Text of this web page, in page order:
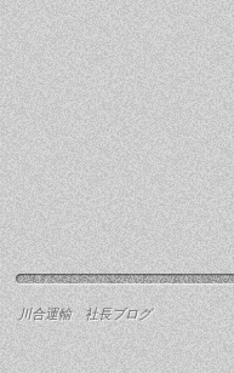
川合運輸 社長ブログ